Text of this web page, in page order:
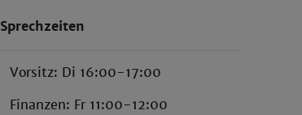
Sprechzeiten
Vorsitz: Di 16:00-17:00
Finanzen: Fr 11:00-12:00